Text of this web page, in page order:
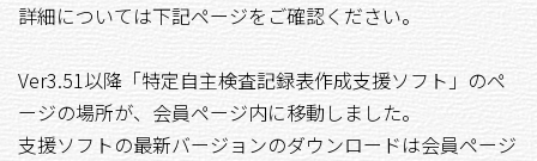
詳細については下記ページをご確認ください。
Ver3.51以降「特定自主検査記録表作成支援ソフト」のペ
ージの場所が、会員ページ内に移動しました。
支援ソフトの最新バージョンのダウンロードは会員ページ